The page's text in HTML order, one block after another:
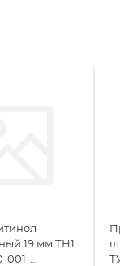
19 мм ТН1
001-